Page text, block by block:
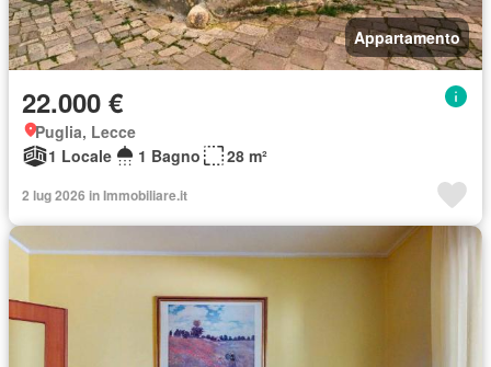
Appartamento
22.000 €
Puglia, Lecce
1 Locale
1 Bagno 28 m²
2 lug 2026 in Immobiliare.it